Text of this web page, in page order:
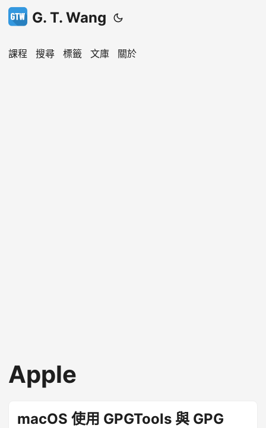
G. T. Wang
課程 搜尋 標籤 文庫 關於
Apple
macOS 使用 GPGTools 與 GPG